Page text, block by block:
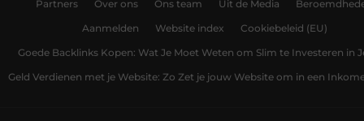
Partners Over ons Ons team Uit de Media
Aanmelden Website index Cookiebeleid (EU)
Goede Backlinks Kopen: Wat Je Moet Weten om Slim te Investeren in
Geld Verdienen met je Website: Zo Zet je jouw Website om in een